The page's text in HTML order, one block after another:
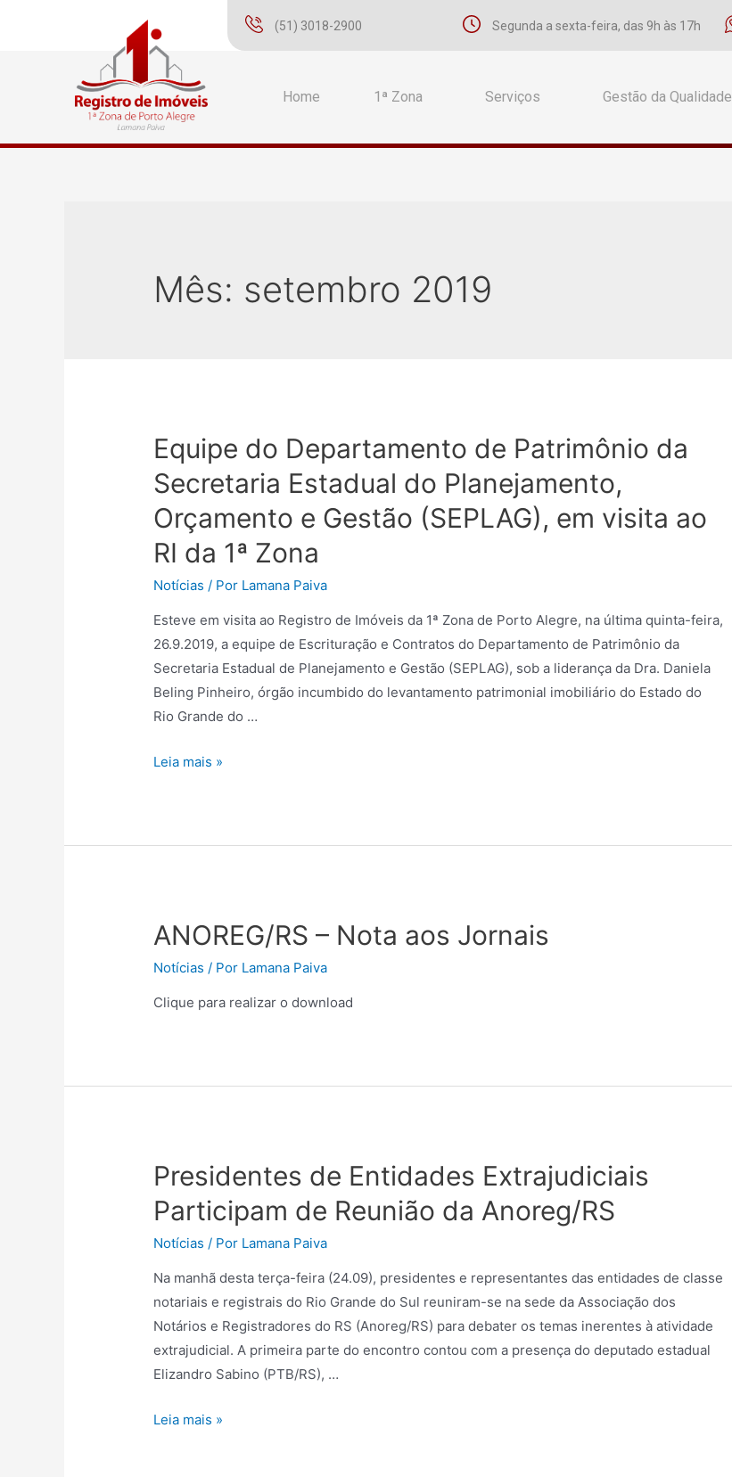
(51) 3018-2900 Segunda a sexta-feira, das 9h às 17h
Home 1ª Zona Serviços Gestão da Qualidade
Mês: setembro 2019
Equipe do Departamento de Patrimônio da
Secretaria Estadual do Planejamento,
Orçamento e Gestão (SEPLAG), em visita ao
RI da 1ª Zona
Notícias / Por Lamana Paiva
Esteve em visita ao Registro de Imóveis da 1ª Zona de Porto Alegre, na última quinta-feira,
26.9.2019, a equipe de Escrituração e Contratos do Departamento de Patrimônio da
Secretaria Estadual de Planejamento e Gestão (SEPLAG), sob a liderança da Dra. Daniela
Beling Pinheiro, órgão incumbido do levantamento patrimonial imobiliário do Estado do
Rio Grande do …
Leia mais »
ANOREG/RS – Nota aos Jornais
Notícias / Por Lamana Paiva
Clique para realizar o download
Presidentes de Entidades Extrajudiciais
Participam de Reunião da Anoreg/RS
Notícias / Por Lamana Paiva
Na manhã desta terça-feira (24.09), presidentes e representantes das entidades de classe
notariais e registrais do Rio Grande do Sul reuniram-se na sede da Associação dos
Notários e Registradores do RS (Anoreg/RS) para debater os temas inerentes à atividade
extrajudicial. A primeira parte do encontro contou com a presença do deputado estadual
Elizandro Sabino (PTB/RS), …
Leia mais »